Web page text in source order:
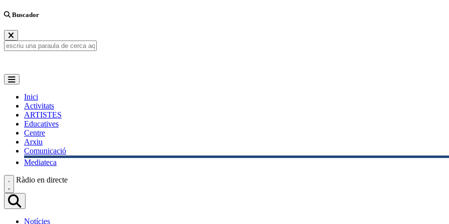
Buscador
Inici
Activitats
ARTISTES
Educatives
Centre
Arxiu
Comunicació
Mediateca
Ràdio en directe
Notícies